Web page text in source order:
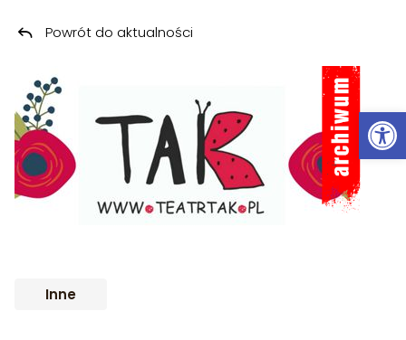
Przeskocz do treści
ARCHIWUM
Inne
Powrót do aktualności